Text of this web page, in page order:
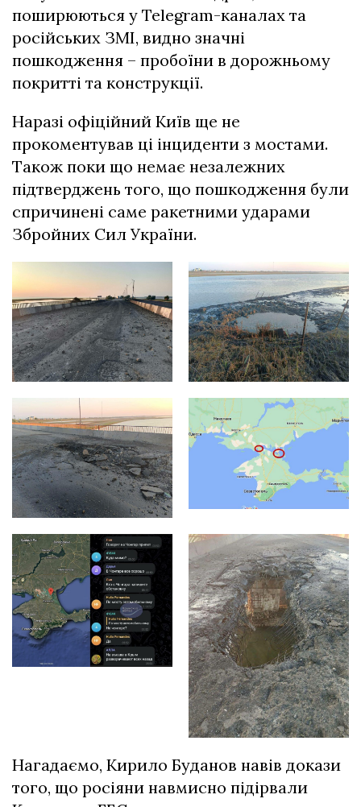
поширюються у Telegram-каналах та
російських ЗМІ, видно значні
пошкодження – пробоїни в дорожньому
покритті та конструкції.
Наразі офіційний Київ ще не
прокоментував ці інциденти з мостами.
Також поки що немає незалежних
підтверджень того, що пошкодження були
спричинені саме ракетними ударами
Збройних Сил України.
Нагадаємо, Кирило Буданов навів докази
того, що росіяни навмисно підірвали